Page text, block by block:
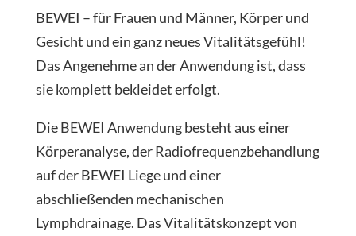
BEWEI – für Frauen und Männer, Körper und
Gesicht und ein ganz neues Vitalitätsgefühl!
Das Angenehme an der Anwendung ist, dass
sie komplett bekleidet erfolgt.
Die BEWEI Anwendung besteht aus einer
Körperanalyse, der Radiofrequenzbehandlung
auf der BEWEI Liege und einer
abschließenden mechanischen
Lymphdrainage. Das Vitalitätskonzept von